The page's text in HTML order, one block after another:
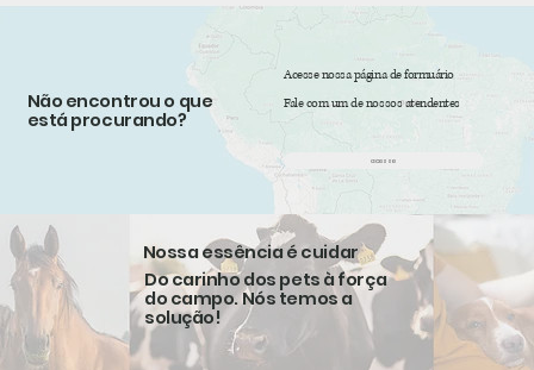
Não encontrou o que
está procurando?
Acesse nossa página de formuário
Fale com um de nossos atendentes
acesse
Nossa essência é cuidar
Do carinho dos pets à força
do campo. Nós temos a
solução!